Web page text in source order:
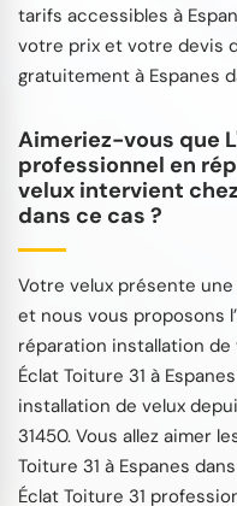
tarifs accessibles à
votre prix et votre devis
gratuitement à Espanes
Aimeriez-vous que
professionnel en
velux intervient
dans ce cas ?
Votre velux présente une
et nous vous proposons
réparation installation de
Éclat Toiture 31 à
installation de velux
31450. Vous allez aimer
Toiture 31 à Espanes
Éclat Toiture 31